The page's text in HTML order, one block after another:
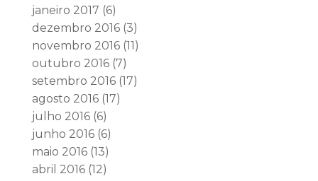
janeiro 2017 (6)
dezembro 2016(3)
novembro 2016(11)
outubro 2016(7)
setembro 2016(17)
agosto 2016(17)
julho 2016(6)
junho 2016(6)
maio 2016(13)
abril 2016(12)